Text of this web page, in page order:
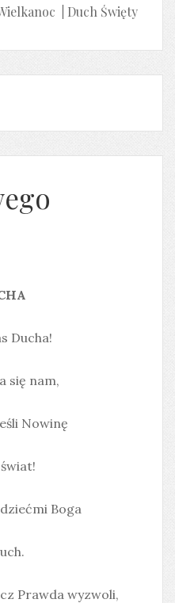
Duch Święty
Ducha!
się nam,
Nowinę
dziećmi Boga
Prawda wyzwoli,